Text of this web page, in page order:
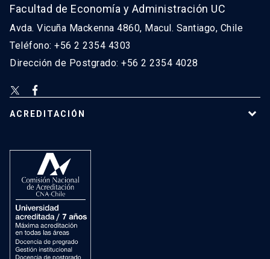
Facultad de Economía y Administración UC
Avda. Vicuña Mackenna 4860, Macul. Santiago, Chile
Teléfono: +56 2 2354 4303
Dirección de Postgrado: +56 2 2354 4028
ACREDITACIÓN